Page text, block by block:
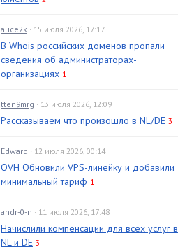
alice2k · 15 июля 2026, 17:17
В Whois российских доменов пропали
сведения об администраторах-
организациях 1
tten9mrg · 13 июля 2026, 12:09
Рассказываем что произошло в NL/DE 3
Edward · 12 июля 2026, 00:14
OVH Обновили VPS-линейку и добавили
минимальный тариф 1
andr-0-n · 11 июля 2026, 17:48
Начислили компенсации для всех услуг в
NL и DE 3